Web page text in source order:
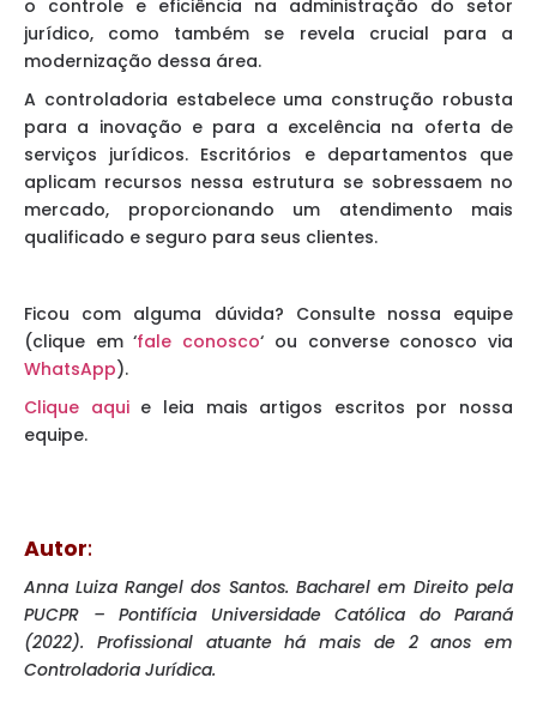
o controle e eficiência na administração do setor
jurídico, como também se revela crucial para a
modernização dessa área.
A controladoria estabelece uma construção robusta
para a inovação e para a excelência na oferta de
serviços jurídicos. Escritórios e departamentos que
aplicam recursos nessa estrutura se sobressaem no
mercado, proporcionando um atendimento mais
qualificado e seguro para seus clientes.
Ficou com alguma dúvida? Consulte nossa equipe
(clique em ‘fale conosco‘ ou converse conosco via
WhatsApp).
Clique aquie leia mais artigos escritos por nossa
equipe.
Autor:
Anna Luiza Rangel dos Santos. Bacharel em Direito pela
PUCPR – Pontifícia Universidade Católica do Paraná
(2022). Profissional atuante há mais de 2 anos em
Controladoria Jurídica.